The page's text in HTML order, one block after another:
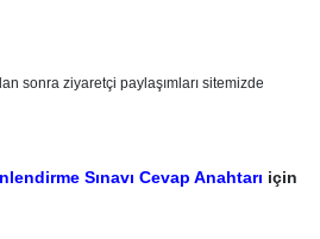
sonra ziyaretçi paylaşımları sitemizde
Sınavı Cevap Anahtarı için